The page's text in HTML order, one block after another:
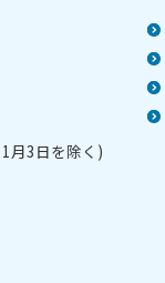
月3日を除く)